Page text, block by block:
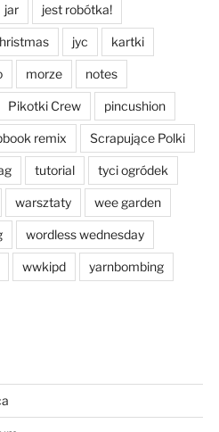
jar jest robótka!
jyc kartki
morze notes
Pikotki Crew pincushion
remix Scrapujące Polki
tutorial tyci ogródek
warsztaty wee garden
wordless wednesday
wwkipd yarnbombing